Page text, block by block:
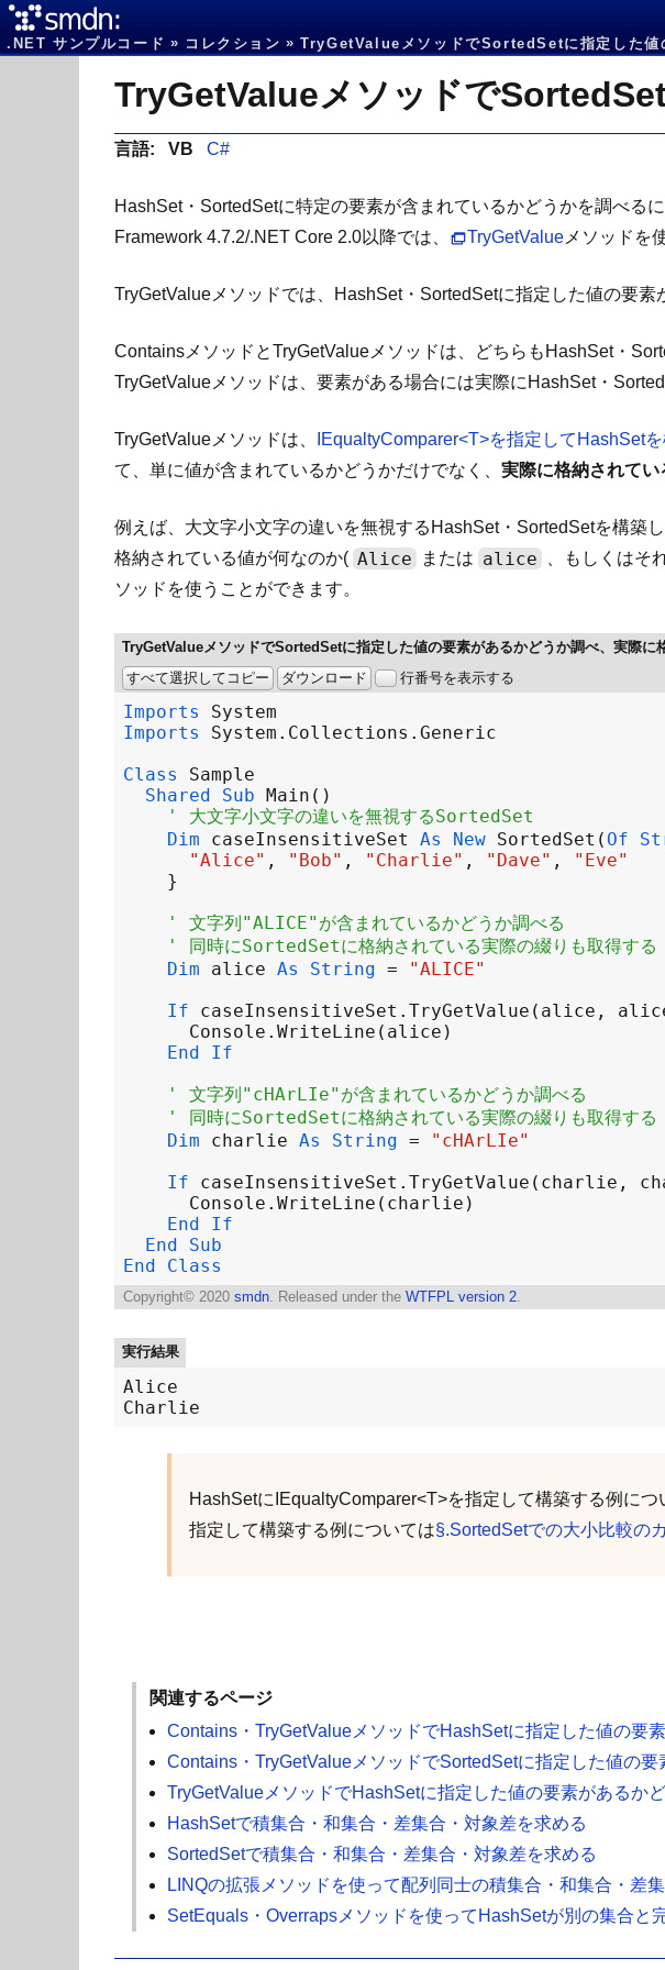
.NET サンプルコード コレクション TryGetValueメソッドでSortedSetに指定した値
言語: VB C#
HashSet・SortedSetに特定の要素が含まれているかどうかを調べる
Framework 4.7.2/.NET Core 2.0以降では、
TryGetValue メソッドを
TryGetValueメソッドでは、HashSet・SortedSetに指定した値の要
ContainsメソッドとTryGetValueメソッドは、どちらもHashSet・
TryGetValueメソッドは、要素がある場合には実際にHashSet・
TryGetValueメソッドは、 IEqualtyComparer<T>を指定してHashSet
て、単に値が含まれているかどうかだけでなく、 実際に格納されてい
例えば、大文字小文字の違いを無視するHashSet・SortedSetを構築
格納されている値が何なのか( Alice または alice
、もしくはそ
ソッドを使うことができます。
TryGetValueメソッドでSortedSetに指定した値の要素があるかどうか調べ、実際に
すべて選択してコピー
ダウンロード 行番号を表示する
Imports
System
Imports
System . Collections . Generic
Class
Sample
Shared
Sub Main
' 大文字小文字の違いを無視するSortedSet
Dim
caseInsensitiveSet As New SortedSet ( Of
"Alice" , "Bob" , "Charlie" , "Dave" ,
"Eve"
' 文字列"ALICE"が含まれているかどうか調べる
' 同時にSortedSetに格納されている実際の綴りも取得する
Dim
alice As String =
"ALICE"
If
caseInsensitiveSet . TryGetValue ( alice ,
Console . WriteLine ( alice
End
If
' 文字列"cHArLIe"が含まれているかどうか調べる
' 同時にSortedSetに格納されている実際の綴りも取得する
Dim
charlie As String =
"cHArLIe"
If
caseInsensitiveSet . TryGetValue ( charlie ,
Console . WriteLine ( charlie
End
If
End
Sub
End
Class
Copyright© 2020 smdn. Released under the WTFPL version 2.
実行結果
Alice
HashSetにIEqualtyComparer<T>を指定して構築する例につ
指定して構築する例については§.SortedSetでの大小比較の
関連するページ
Contains・TryGetValueメソッドでHashSetに指定した値の要
Contains・TryGetValueメソッドでSortedSetに指定した値の要
TryGetValueメソッドでHashSetに指定した値の要素があるか
HashSetで積集合・和集合・差集合・対象差を求める
SortedSetで積集合・和集合・差集合・対象差を求める
LINQの拡張メソッドを使って配列同士の積集合・和集合・差
SetEquals・Overrapsメソッドを使ってHashSetが別の集合と